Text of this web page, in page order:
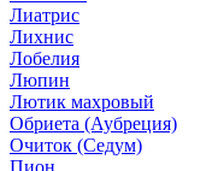
Лиатрис
Лихнис
Лобелия
Люпин
Лютик махровый
Обриета (Аубреция)
Очиток (Седум)
Пион